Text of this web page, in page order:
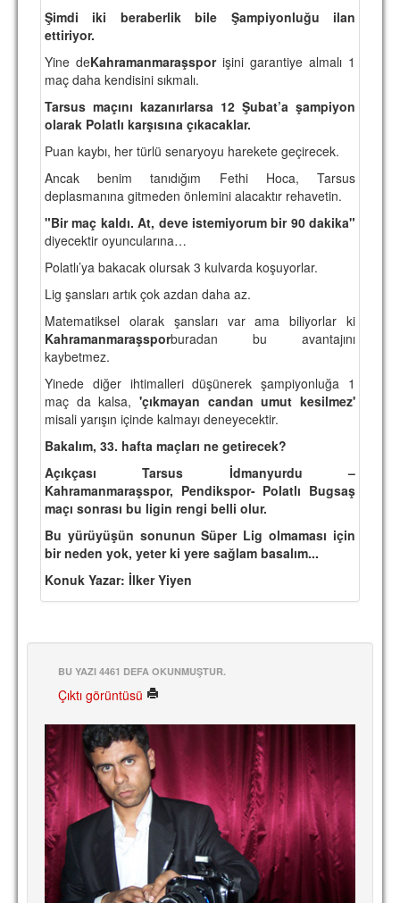
Şimdi iki beraberlik bile Şampiyonluğu ilan
ettiriyor.
Yine deKahramanmaraşsporişini garantiye almalı 1
maç daha kendisini sıkmalı.
Tarsus maçını kazanırlarsa 12 Şubat’a şampiyon
olarak Polatlı karşısına çıkacaklar.
Puan kaybı, her türlü senaryoyu harekete geçirecek.
Ancak benim tanıdığım Fethi Hoca, Tarsus
deplasmanına gitmeden önlemini alacaktır rehavetin.
"Bir maç kaldı. At, deve istemiyorum bir 90 dakika"
diyecektir oyuncularına…
Polatlı’ya bakacak olursak 3 kulvarda koşuyorlar.
Lig şansları artık çok azdan daha az.
Matematiksel olarak şansları var ama biliyorlar ki
Kahramanmaraşsporburadan bu avantajını
kaybetmez.
Yinede diğer ihtimalleri düşünerek şampiyonluğa 1
maç da kalsa, 'çıkmayan candan umut kesilmez'
misali yarışın içinde kalmayı deneyecektir.
Bakalım, 33. hafta maçları ne getirecek?
Açıkçası Tarsus İdmanyurdu –
Kahramanmaraşspor, Pendikspor- Polatlı Bugsaş
maçı sonrası bu ligin rengi belli olur.
Bu yürüyüşün sonunun Süper Lig olmaması için
bir neden yok, yeter ki yere sağlam basalım...
Konuk Yazar: İlker Yiyen
BU YAZI 4461 DEFA OKUNMUŞTUR.
Çıktı görüntüsü